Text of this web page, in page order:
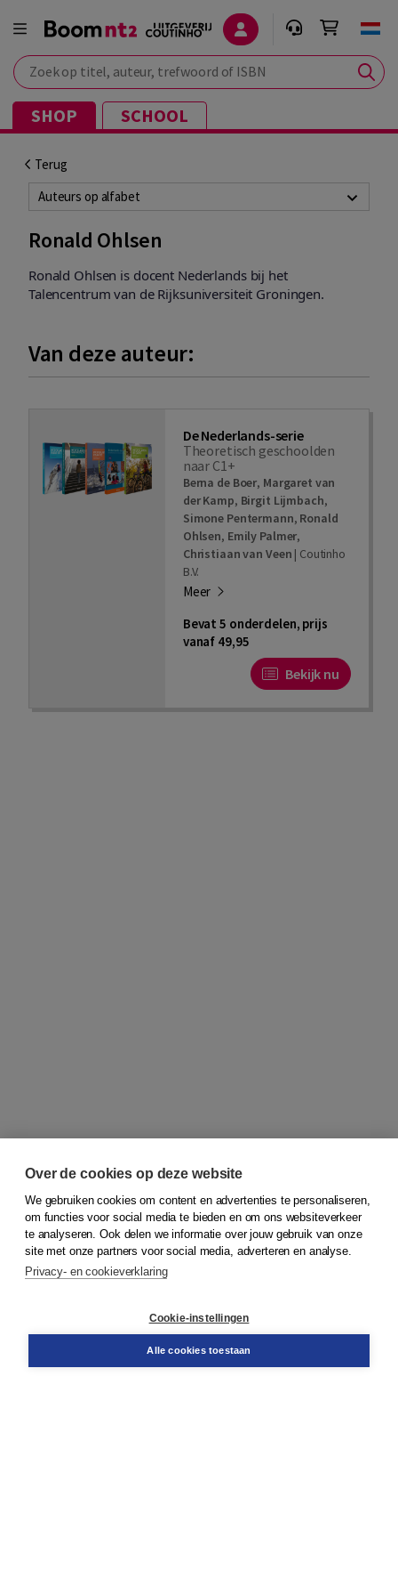
Zoek op titel, auteur, trefwoord of ISBN
SHOP SCHOOL
Terug
Auteurs op alfabet
Ronald Ohlsen
Ronald Ohlsen is docent Nederlands bij het
Talencentrum van de Rijksuniversiteit Groningen.
Van deze auteur:
De Nederlands-serie
Theoretisch geschoolden
naar C1+
Berna de Boer, Margaret van
der Kamp, Birgit Lijmbach,
Simone Pentermann, Ronald
Ohlsen, Emily Palmer,
Christiaan van Veen | Coutinho
B.V.
Meer
Bevat 5 onderdelen, prijs
vanaf 49,95
Bekijk nu
© 2026Koninklijke Boom uitgevers
Bestellen
Over de cookies op deze website
We gebruiken cookies om content en advertenties te personaliseren,
om functies voor social media te bieden en om ons websiteverkeer
te analyseren. Ook delen we informatie over jouw gebruik van onze
site met onze partners voor social media, adverteren en analyse.
Privacy- en cookieverklaring
Cookie-instellingen
Alle cookies toestaan